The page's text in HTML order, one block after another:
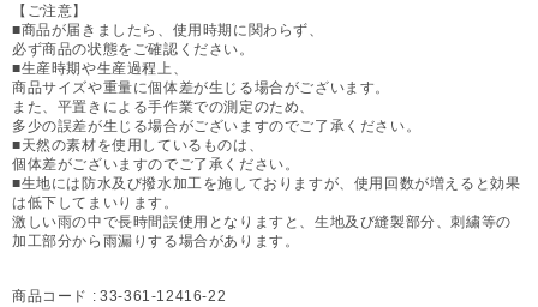
【ご注意】
■商品が届きましたら、使用時期に関わらず、
必ず商品の状態をご確認ください。
■生産時期や生産過程上、
商品サイズや重量に個体差が生じる場合がございます。
また、平置きによる手作業での測定のため、
多少の誤差が生じる場合がございますのでご了承ください。
■天然の素材を使用しているものは、
個体差がございますのでご了承ください。
■生地には防水及び撥水加工を施しておりますが、使用回数が増えると効果
は低下してまいります。
激しい雨の中で長時間誤使用となりますと、生地及び縫製部分、刺繍等の
加工部分から雨漏りする場合があります。
商品コード : 33-361-12416-22